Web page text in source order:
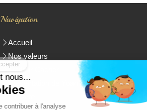
Navigation
Accueil
Nos valeurs
Traiteur Cacher
Présentation de Yoan Parienti
La carte